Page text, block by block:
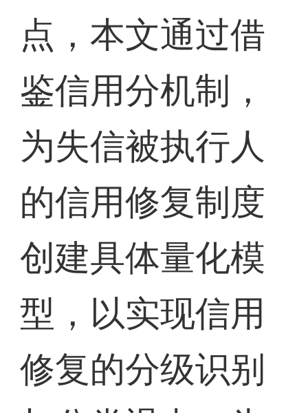
点，本文通过借
鉴信用分机制，
为失信被执行人
的信用修复制度
创建具体量化模
型，以实现信用
修复的分级识别